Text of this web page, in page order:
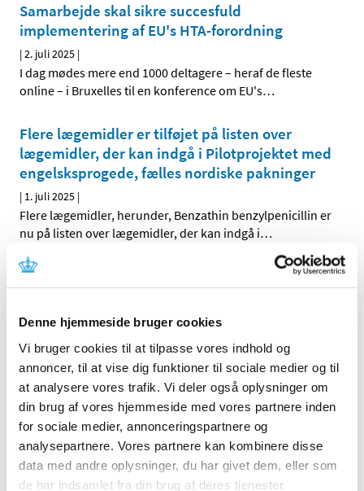
Denne hjemmeside bruger cookies
Vi bruger cookies til at tilpasse vores indhold og
annoncer, til at vise dig funktioner til sociale medier og til
at analysere vores trafik. Vi deler også oplysninger om
din brug af vores hjemmeside med vores partnere inden
for sociale medier, annonceringspartnere og
analysepartnere. Vores partnere kan kombinere disse
data med andre oplysninger, du har givet dem, eller som
de har indsamlet fra din brug af deres tjenester.
Samarbejde skal sikre succesfuld
implementering af EU's HTA-forordning
|2. juli 2025 |
I dag mødes mere end 1000 deltagere – heraf de fleste
online – i Bruxelles til en konference om EU's…
Flere lægemidler er tilføjet på listen over
lægemidler, der kan indgå i Pilotprojektet med
engelsksprogede, fælles nordiske pakninger
| 1. juli 2025 |
Flere lægemidler, herunder, Benzathin benzylpenicillin er
nu på listen over lægemidler, der kan indgå i…
Indenrigs- og sundhedsministeren har delvist
til og med den 31. december 2025
Lægemiddelstyrelsen har indstillet, at indenrigs- og
sundhedsministeren forlænger den delvise aktivering …
Ansøgninger om ekstraordinært tilskud til
apotekere
|1. juli 2025 |
Lægemiddelstyrelsen indkalder hermed ansøgninger til